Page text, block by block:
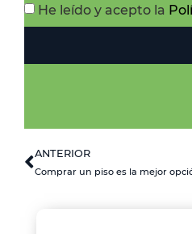
He leído y acepto la
ANTERIOR
Comprar un piso es la mejor